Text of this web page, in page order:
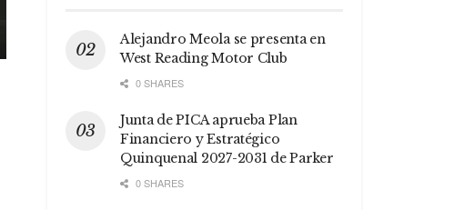
Alejandro Meola se presenta en
West Reading Motor Club
0 SHARES
Junta de PICA aprueba Plan
Financiero y Estratégico
Quinquenal 2027-2031 de Parker
0 SHARES